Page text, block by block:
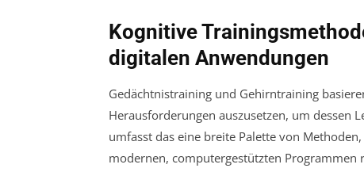
Kognitive
digitalen Anwendungen
Gedächtnistraining und Gehirntraining
Herausforderungen auszusetzen, um dessen
umfasst das eine breite Palette von
modernen, computergestützten Programmen